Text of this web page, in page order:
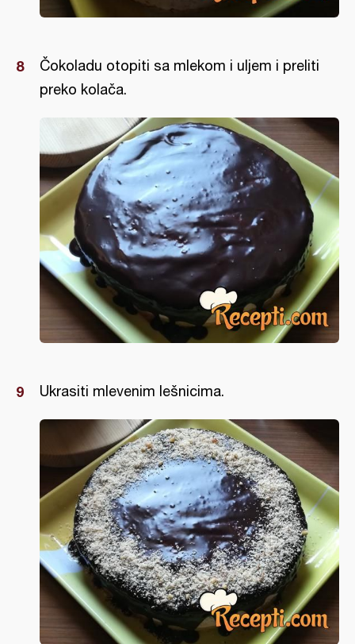
Čokoladu otopiti sa mlekom i uljem i preliti
preko kolača.
Ukrasiti mlevenim lešnicima.